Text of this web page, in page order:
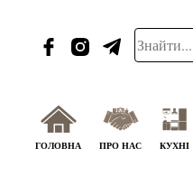
ГОЛОВНА ПРО НАС КУХНІ